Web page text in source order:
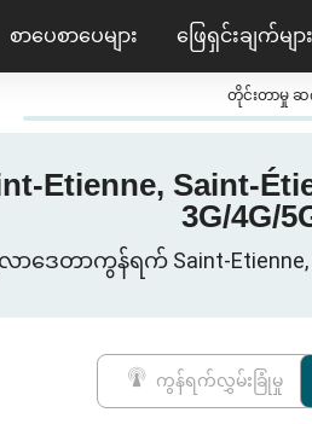
စာပေစာပေများ ဖြေရှင်းချက်များ
တိုင်းတာမှု
Saint-
3G/4G/
တာကွန်ရက် Saint-Etienne,
ကွန်ရက်လွှမ်းခြုံမှု